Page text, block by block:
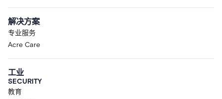
解决方案
专业服务
Acre Care
工业
SECURITY
教育